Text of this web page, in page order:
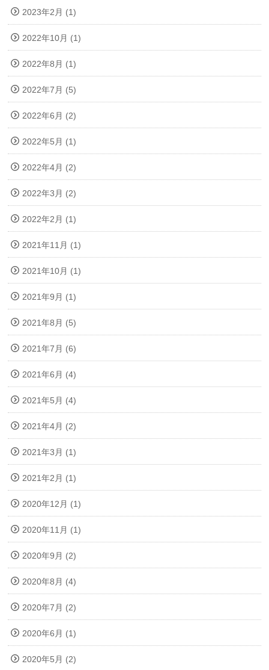
2023年2月 (1)
2022年10月 (1)
2022年8月 (1)
2022年7月 (5)
2022年6月 (2)
2022年5月 (1)
2022年4月 (2)
2022年3月 (2)
2022年2月 (1)
2021年11月 (1)
2021年10月 (1)
2021年9月 (1)
2021年8月 (5)
2021年7月 (6)
2021年6月 (4)
2021年5月 (4)
2021年4月 (2)
2021年3月 (1)
2021年2月 (1)
2020年12月 (1)
2020年11月 (1)
2020年9月 (2)
2020年8月 (4)
2020年7月 (2)
2020年6月 (1)
2020年5月 (2)